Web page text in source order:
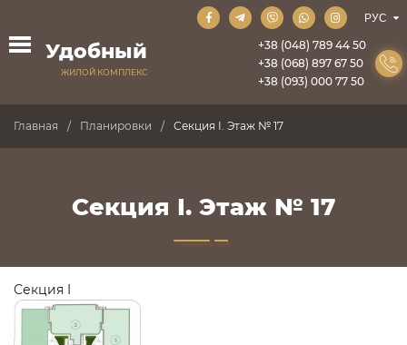
Удобный
ЖИЛОЙ КОМПЛЕКС
+38 (048) 789 44 50
+38 (068) 897 67 50
+38 (093) 000 77 50
Главная Планировки Секция I. Этаж № 17
Секция I. Этаж № 17
Секция I